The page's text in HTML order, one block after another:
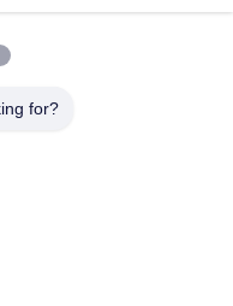
垂直フィルムラミネート
for?